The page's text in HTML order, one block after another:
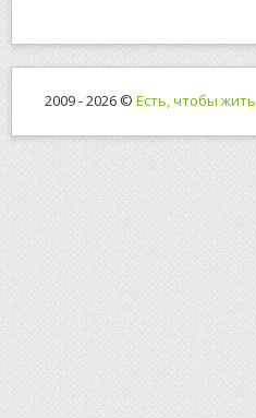
2009 - 2026 © Есть, чтобы жить